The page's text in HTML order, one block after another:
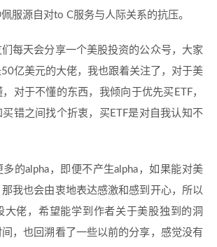
服源自对to C服务与人际关系的抗压。
每天会分享一个美股投资的公众号，大家
亿美元的大佬，我也跟着关注了，对于美
对于不懂的东西，我倾向于优先买ETF，
错之间找个折衷，买ETF是对自我认知不
的alpha，即便不产生alpha，如果能对美
我也会由衷地表达感激和感到开心，所以
大佬，希望能学到作者关于美股独到的洞
，也回溯看了一些以前的分享，感觉没有